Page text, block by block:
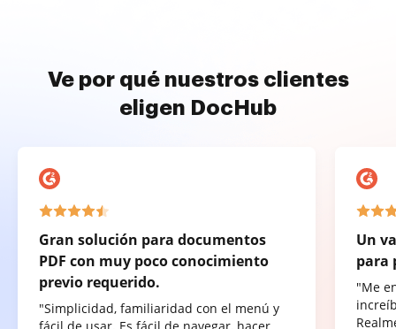
Ve por qué nuestros clientes
eligen DocHub
Gran solución para documentos
PDF con muy poco conocimiento
previo requerido.
"Simplicidad, familiaridad con el menú y
fácil de usar. Es fácil de navegar, hacer
Un
para
"Me